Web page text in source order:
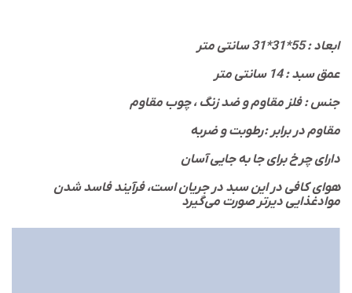
ابعاد : 55*31*31 سانتی متر
عمق سبد : 14 سانتی متر
جنس : فلز مقاوم و ضد زنگ ، چوب مقاوم
مقاوم در برابر : رطوبت و ضربه
دارای چرخ برای جا به جایی آسان
هوای کافی در این سبد در جریان است، فرآیند فاسد شدن
موادغذایی دیرتر صورت می‌گیرد